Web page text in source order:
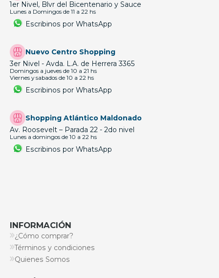
1er Nivel, Blvr del Bicentenario y Sauce
Lunes a Domingos de 11 a 22 hs
Escribinos por WhatsApp
Nuevo Centro Shopping
3er Nivel - Avda. L.A. de Herrera 3365
Domingos a jueves de 10 a 21 hs
Viernes y sabados de 10 a 22 hs
Escribinos por WhatsApp
Shopping Atlántico Maldonado
Av. Roosevelt – Parada 22 - 2do nivel
Lunes a domingos de 10 a 22 hs
Escribinos por WhatsApp
INFORMACIÓN
¿Cómo comprar?
Términos y condiciones
Quienes Somos